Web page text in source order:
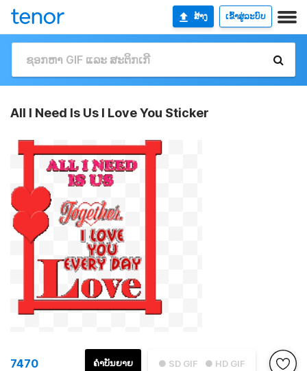
ສ້າງ ເຂົ້າສູ່ລະບົບ
All I Need Is Us I Love You Sticker
● SD GIF ● HD GIF
ຄຳບັນຍາຍ
7470